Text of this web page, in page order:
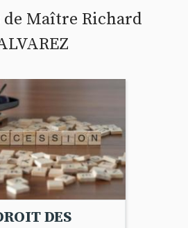
Maître Richard
DES